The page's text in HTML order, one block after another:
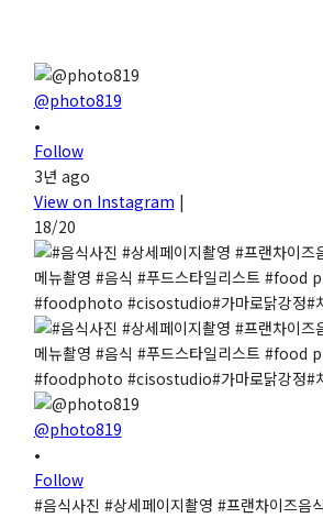
@photo819
•
Follow
3년 ago
View on Instagram |
18/20
@photo819
•
Follow
#음식사진 #상세페이지촬영 #프랜차이즈음